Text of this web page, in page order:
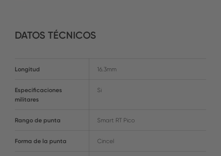
DATOS TÉCNICOS
Longitud 16.3mm
Especificaciones
militares
Si
Rango de punta Smart RT Pico
Forma de la punta Cincel